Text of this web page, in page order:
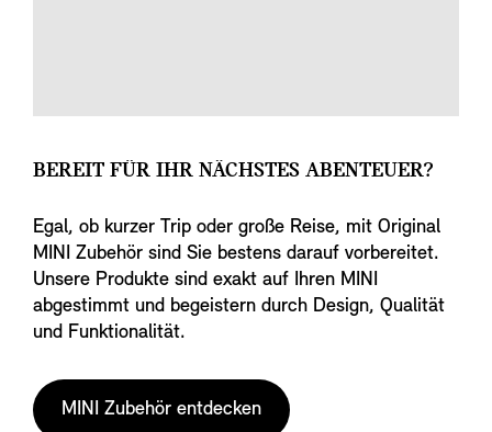
BEREIT FÜR IHR NÄCHSTES ABENTEUER?
Egal, ob kurzer Trip oder große Reise, mit Original
MINI Zubehör sind Sie bestens darauf vorbereitet.
Unsere Produkte sind exakt auf Ihren MINI
abgestimmt und begeistern durch Design, Qualität
und Funktionalität.
MINI Zubehör entdecken